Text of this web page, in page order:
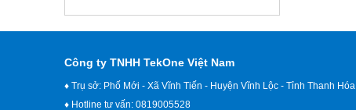
Công ty TNHH TekOne Việt Nam
♦ Trụ sở: Phố Mới - Xã Vĩnh Tiến - Huyện Vĩnh Lộc - Tỉnh Thanh Hóa
♦ Hotline tư vấn: 0819005528